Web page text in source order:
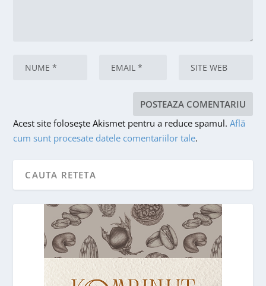
Acest site folosește Akismet pentru a reduce spamul.Află
cum sunt procesate datele comentariilor tale.